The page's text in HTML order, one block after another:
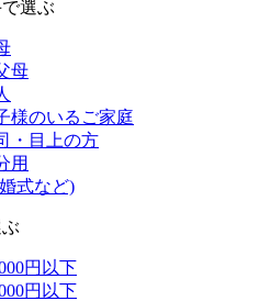
選ぶ
母
様のいるご家庭
・目上の方
用
式など)
円以下
円以下